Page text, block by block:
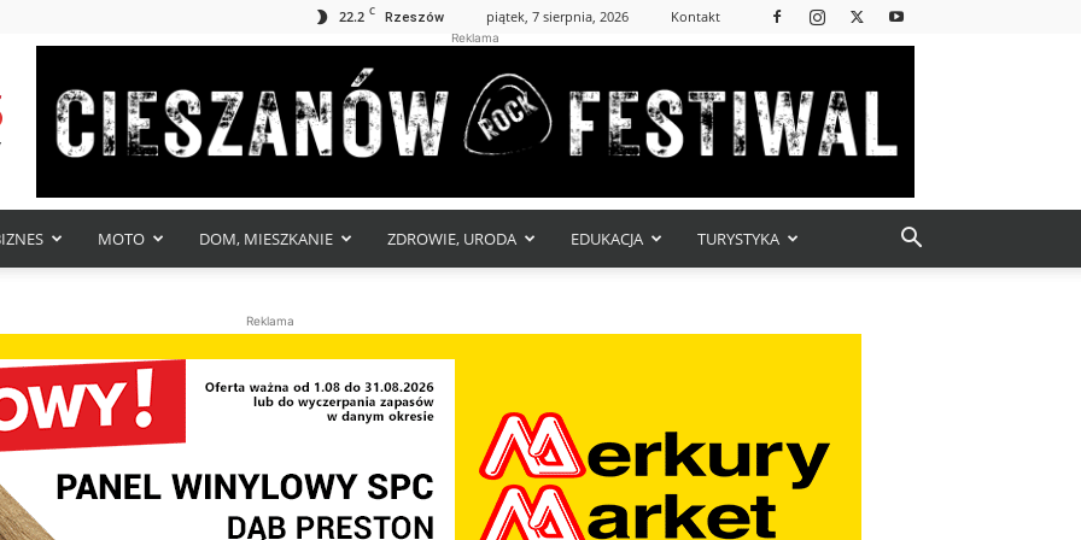
22.2 C Rzeszów piątek, 7 sierpnia, 2026 Kontakt
Reklama
MOTO DOM, MIESZKANIE ZDROWIE, URODA EDUKACJA TURYSTYKA
Reklama